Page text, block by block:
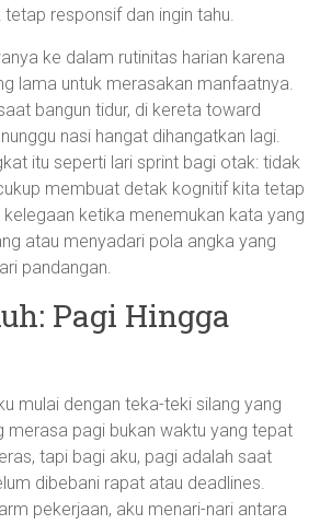
responsif dan ingin tahu.
ke dalam rutinitas harian karena
lama untuk merasakan manfaatnya.
bangun tidur, di kereta toward
nasi hangat dihangatkan lagi.
itu seperti lari sprint bagi otak: tidak
membuat detak kognitif kita tetap
kelegaan ketika menemukan kata yang
atau menyadari pola angka yang
pandangan.
Pagi Hingga
mulai dengan teka-teki silang yang
merasa pagi bukan waktu yang tepat
tapi bagi aku, pagi adalah saat
dibebani rapat atau deadlines.
pekerjaan, aku menari-nari antara